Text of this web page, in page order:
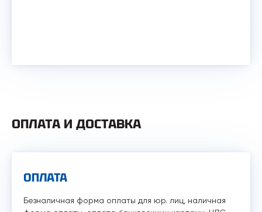
ОПЛАТА И ДОСТАВКА
ОПЛАТА
Безналичная форма оплаты для юр. лиц, наличная